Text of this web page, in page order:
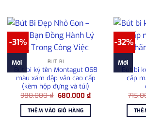
-31%
Mới BÚT BI
Bút bi ký tên Montagut 068
màu xám dập vân cao cấp
(kèm hộp đựng và túi)
980.000₫ Giá
là:
980.000 ₫.
680.000 ₫Giá
hiện
680.000 ₫.
THÊM VÀO GIỎ HÀNG
-32%
Mới
Bút bi
cấp